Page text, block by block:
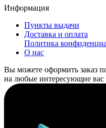
Информация
Пункты выдачи
Доставка и оплата
Политика
О нас
Вы можете оформить заказ
на любые интересующие вас